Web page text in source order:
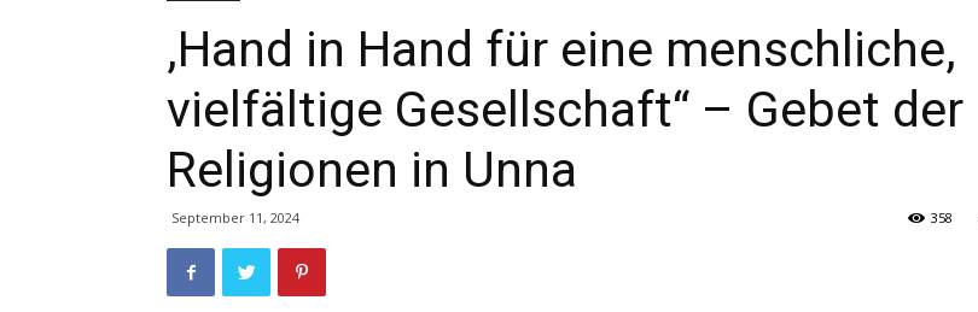
,Hand in Hand für eine menschliche,
vielfältige Gesellschaft“ – Gebet der
Religionen in Unna
September 11, 2024 358